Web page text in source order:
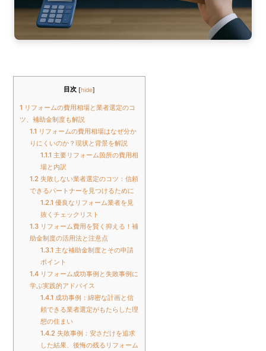
目次 [hide]
1 リフォームの費用相場と業者選定のコ
ツ、補助金制度も解説
1.1 リフォームの費用相場はなぜ分か
りにくいのか？現状と背景を解説
1.1.1 主要リフォーム箇所の費用相
場と内訳
1.2 失敗しない業者選定のコツ：信頼
できるパートナーを見つけるために
1.2.1 優良なリフォーム業者を見
抜くチェックリスト
1.3 リフォーム費用を賢く抑える！補
助金制度の活用法と注意点
1.3.1 主な補助金制度とその申請
ポイント
1.4 リフォーム成功事例と失敗事例に
学ぶ実践的アドバイス
1.4.1 成功事例：綿密な計画と信
頼できる業者選定がもたらした理
想の住まい
1.4.2失敗事例：安さだけを追求
した結果、後悔の残るリフォーム